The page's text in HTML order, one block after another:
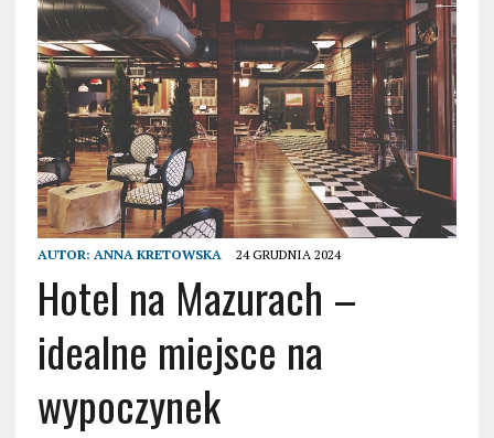
AUTOR: ANNA KRETOWSKA 24 GRUDNIA 2024
Hotel na Mazurach –
idealne miejsce na
wypoczynek